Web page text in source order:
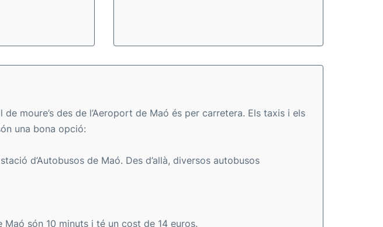
moure’s des de l’Aeroport de Maó és per carretera. Els taxis i els
una bona opció:
d’Autobusos de Maó. Des d’allà, diversos autobusos
són 10 minuts i té un cost de 14 euros.